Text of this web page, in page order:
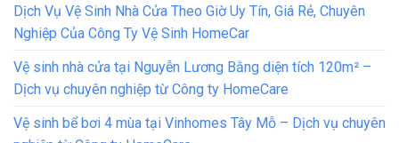
Dịch Vụ Vệ Sinh Nhà Cửa Theo Giờ Uy Tín, Giá Rẻ, Chuyên
Nghiệp Của Công Ty Vệ Sinh HomeCar
Vệ sinh nhà cửa tại Nguyễn Lương Bằng diện tích 120m² –
Dịch vụ chuyên nghiệp từ Công ty HomeCare
Vệ sinh bể bơi 4 mùa tại Vinhomes Tây Mỗ – Dịch vụ chuyên